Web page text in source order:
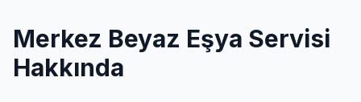
Merkez Beyaz Eşya Servisi
Hakkında